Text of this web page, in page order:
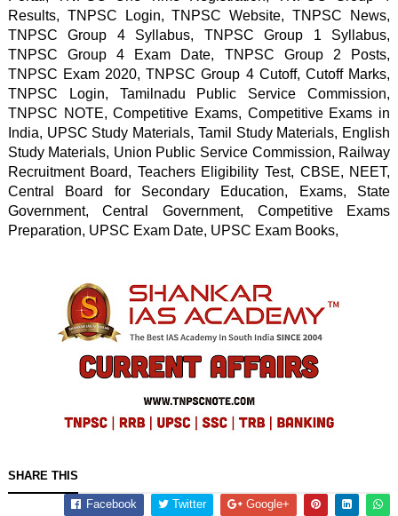
Results, TNPSC Login, TNPSC Website, TNPSC News,
TNPSC Group 4 Syllabus, TNPSC Group 1 Syllabus,
TNPSC Group 4 Exam Date, TNPSC Group 2 Posts,
TNPSC Exam 2020, TNPSC Group 4 Cutoff, Cutoff Marks,
TNPSC Login, Tamilnadu Public Service Commission,
TNPSC NOTE, Competitive Exams, Competitive Exams in
India, UPSC Study Materials, Tamil Study Materials, English
Study Materials, Union Public Service Commission, Railway
Recruitment Board, Teachers Eligibility Test, CBSE, NEET,
Central Board for Secondary Education, Exams, State
Government, Central Government, Competitive Exams
Preparation, UPSC Exam Date, UPSC Exam Books,
SHARE THIS
Facebook Twitter Google+